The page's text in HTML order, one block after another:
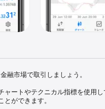
市場で取引しましょう。
ャートやテクニカル指標を使用し
ができます。